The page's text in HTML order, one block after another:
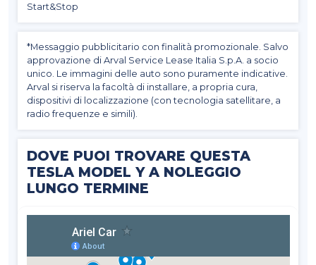
Start&Stop
*Messaggio pubblicitario con finalità promozionale. Salvo
approvazione di Arval Service Lease Italia S.p.A. a socio
unico. Le immagini delle auto sono puramente indicative.
Arval si riserva la facoltà di installare, a propria cura,
dispositivi di localizzazione (con tecnologia satellitare, a
radio frequenze e simili).
DOVE PUOI TROVARE QUESTA
TESLA MODEL Y A NOLEGGIO
LUNGO TERMINE